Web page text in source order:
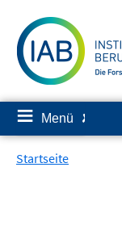
zum
Inhalt
≡ Menü ✘
Startseite